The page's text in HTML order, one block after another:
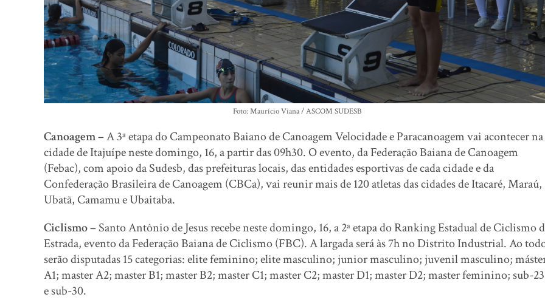
Foto: Maurício Viana / ASCOM SUDESB
Canoagem –A 3ª etapa do Campeonato Baiano de Canoagem Velocidade e Paracanoagem vai acontecer na
cidade de Itajuípe neste domingo, 16, a partir das 09h30. O evento, da Federação Baiana de Canoagem
(Febac), com apoio da Sudesb, das prefeituras locais, das entidades esportivas de cada cidade e da
Confederação Brasileira de Canoagem (CBCa), vai reunir mais de 120 atletas das cidades de Itacaré, Maraú,
Ubatã, Camamu e Ubaitaba.
Ciclismo –Santo Antônio de Jesus recebe neste domingo, 16, a 2ª etapa do Ranking Estadual de Ciclismo
Estrada, evento da Federação Baiana de Ciclismo (FBC). A largada será às 7h no Distrito Industrial. Ao
serão disputadas 15 categorias: elite feminino; elite masculino; junior masculino; juvenil masculino;
A1; master A2; master B1; master B2; master C1; master C2; master D1; master D2; master feminino; sub-
e sub-30.